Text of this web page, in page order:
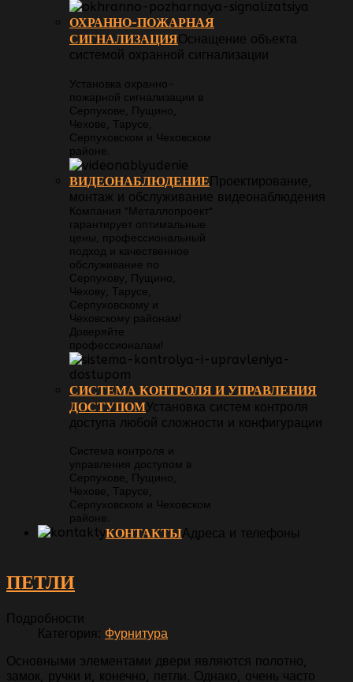
ОХРАННО-ПОЖАРНАЯ
СИГНАЛИЗАЦИЯОснащение объекта
системой охранной сигнализации
Установка охранно-
пожарной сигнализации в
Серпухове, Пущино,
Чехове, Тарусе,
Серпуховском и Чеховском
районе.
ВИДЕОНАБЛЮДЕНИЕПроектирование,
монтаж и обслуживание видеонаблюдения
Компания "Металлопроект"
гарантирует оптимальные
цены, профессиональный
подход и качественное
обслуживание по
Серпухову, Пущино,
Чехову, Тарусе,
Серпуховскому и
Чеховскому районам!
Доверяйте
профессионалам!
СИСТЕМА КОНТРОЛЯ И УПРАВЛЕНИЯ
ДОСТУПОМУстановка систем контроля
доступа любой сложности и конфигурации
Система контроля и
управления доступом в
Серпухове, Пущино,
Чехове, Тарусе,
Серпуховском и Чеховском
районе.
КОНТАКТЫАдреса и телефоны
ПЕТЛИ
Подробности
Категория: Фурнитура
Основными элементами двери являются полотно,
замок, ручки и, конечно, петли. Однако, очень часто